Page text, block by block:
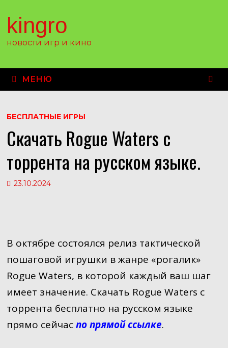
содержимому
kingro
новости игр и кино
МЕНЮ
БЕСПЛАТНЫЕ ИГРЫ
Скачать Rogue Waters с
торрента на русском языке.
23.10.2024
В октябре состоялся релиз тактической
пошаговой игрушки в жанре «рогалик»
Rogue Waters, в которой каждый ваш шаг
имеет значение. Скачать Rogue Waters с
торрента бесплатно на русском языке
прямо сейчаспо прямой ссылке.